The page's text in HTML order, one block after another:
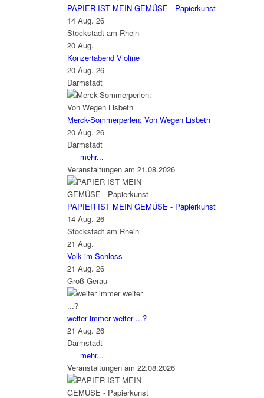
PAPIER IST MEIN GEMÜSE - Papierkunst
14 Aug. 26
Stockstadt am Rhein
20 Aug.
Konzertabend Violine
20 Aug. 26
Darmstadt
Merck-Sommerperlen: Von Wegen Lisbeth
20 Aug. 26
Darmstadt
mehr...
Veranstaltungen am 21.08.2026
PAPIER IST MEIN GEMÜSE - Papierkunst
14 Aug. 26
Stockstadt am Rhein
21 Aug.
Volk im Schloss
21 Aug. 26
Groß-Gerau
weiter immer weiter ...?
21 Aug. 26
Darmstadt
mehr...
Veranstaltungen am 22.08.2026